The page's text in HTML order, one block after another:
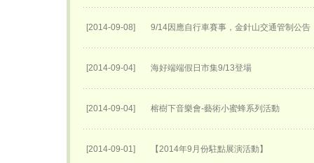
[2014-09-08] 9/14因應自行車賽事，金針山交通管制公告
[2014-09-04] 海好端端假日市集9/13登場
[2014-09-04] 榕樹下音樂會-藝術小蜜蜂系列活動
[2014-09-01] 【2014年9月份駐點展演活動】